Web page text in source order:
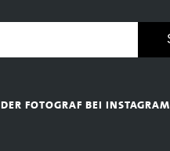
DER FOTOGRAF BEI INSTAGRAM